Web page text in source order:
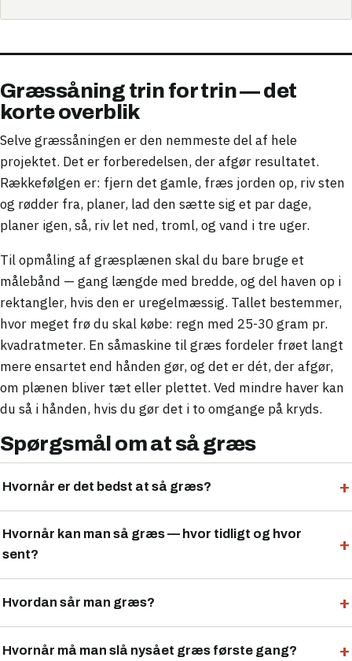
Græssåning trin for trin — det
korte overblik
Selve græssåningen er den nemmeste del af hele
projektet. Det er forberedelsen, der afgør resultatet.
Rækkefølgen er: fjern det gamle, fræs jorden op, riv sten
og rødder fra, planer, lad den sætte sig et par dage,
planer igen, så, riv let ned, troml, og vand i tre uger.
Til opmåling af græsplænen skal du bare bruge et
målebånd — gang længde med bredde, og del haven op i
rektangler, hvis den er uregelmæssig. Tallet bestemmer,
hvor meget frø du skal købe: regn med 25-30 gram pr.
kvadratmeter. En såmaskine til græs fordeler frøet langt
mere ensartet end hånden gør, og det er dét, der afgør,
om plænen bliver tæt eller plettet. Ved mindre haver kan
du så i hånden, hvis du gør det i to omgange på kryds.
Spørgsmål om at så græs
Hvornår er det bedst at så græs?
Hvornår kan man så græs — hvor tidligt og hvor
sent?
Hvordan sår man græs?
Hvornår må man slå nysået græs første gang?